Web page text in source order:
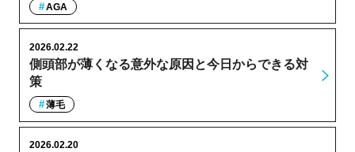
AGA
側頭部が薄くなる意外な原因と今日からできる対
策
2026.02.22
薄毛
2026.02.20